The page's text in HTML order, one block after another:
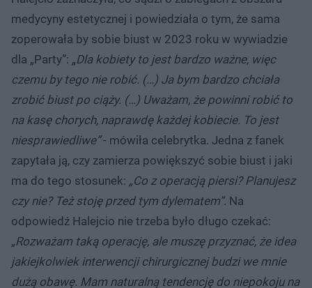
medycyny estetycznej i powiedziała o tym, że sama
zoperowała by sobie biust w 2023 roku w wywiadzie
dla „Party”: „Dla kobiety to jest bardzo ważne, więc
czemu by tego nie robić. (…) Ja bym bardzo chciała
zrobić biust po ciąży. (…) Uważam, że powinni robić to
na kasę chorych, naprawdę każdej kobiecie. To jest
niesprawiedliwe”- mówiła celebrytka. Jedna z fanek
zapytała ją, czy zamierza powiększyć sobie biust i jaki
ma do tego stosunek: „Co z operacją piersi? Planujesz
czy nie? Też stoję przed tym dylematem”. Na
odpowiedź Halejcio nie trzeba było długo czekać:
„Rozważam taką operację, ale muszę przyznać, że idea
jakiejkolwiek interwencji chirurgicznej budzi we mnie
dużą obawę. Mam naturalną tendencję do niepokoju na